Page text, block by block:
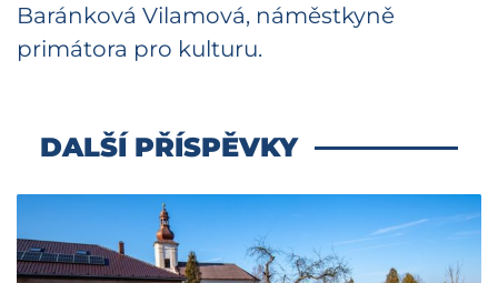
Baránková Vilamová, náměstkyně
primátora pro kulturu.
DALŠÍ PŘÍSPĚVKY